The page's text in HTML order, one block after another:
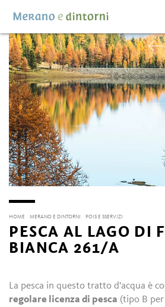
HOME MERANO E DINTORNI POIS E SSERVIZI
PESCA AL LAGO DI
BIANCA 261/A
La pesca in questo tratto d'acqua è
regolare licenza di pesca (tipo B